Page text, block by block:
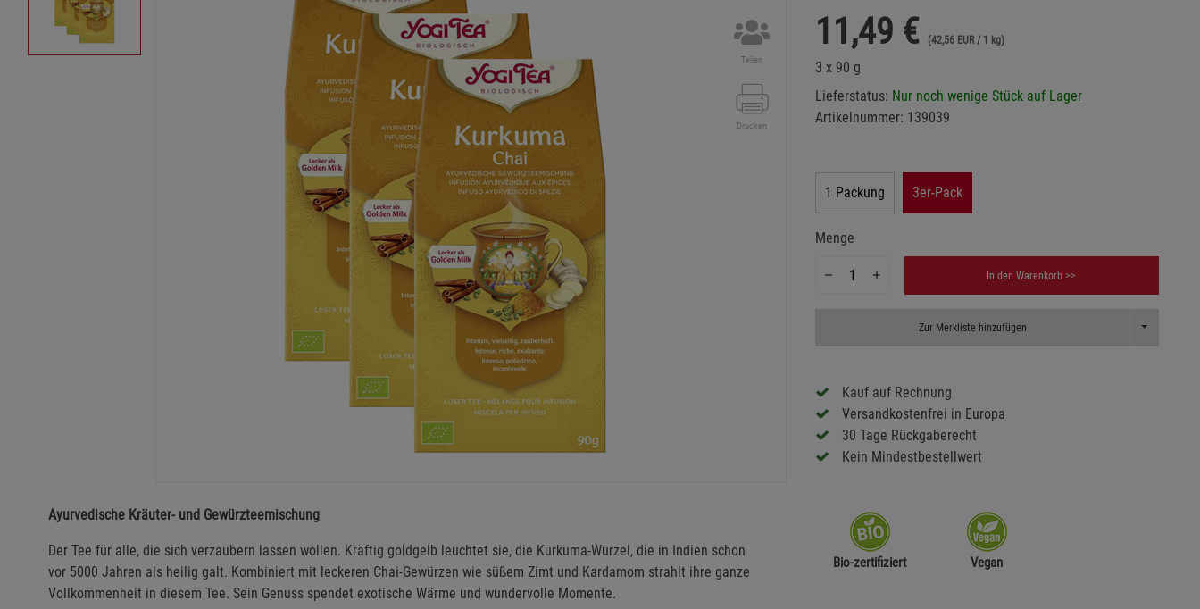
Teilen
Drucken
11,49 € (42,56 EUR / 1 kg)
3 x 90 g
Lieferstatus: Nur noch wenige Stück auf Lager
Artikelnummer: 139039
1 Packung 3er-Pack
Menge
In den Warenkorb >>
Zur Merkliste hinzufügen Toggle
Kauf auf Rechnung
Versandkostenfrei in Europa
30 Tage Rückgaberecht
Kein Mindestbestellwert
Ayurvedische Kräuter- und Gewürzteemischung
Der Tee für alle, die sich verzaubern lassen wollen. Kräftig goldgelb leuchtet sie, die Kurkuma-Wurzel, die in Indien schon
vor 5000 Jahren als heilig galt. Kombiniert mit leckeren Chai-Gewürzen wie süßem Zimt und Kardamom strahlt ihre ganze
Vollkommenheit in diesem Tee. Sein Genuss spendet exotische Wärme und wundervolle Momente.
Bio-zertifiziert Vegan